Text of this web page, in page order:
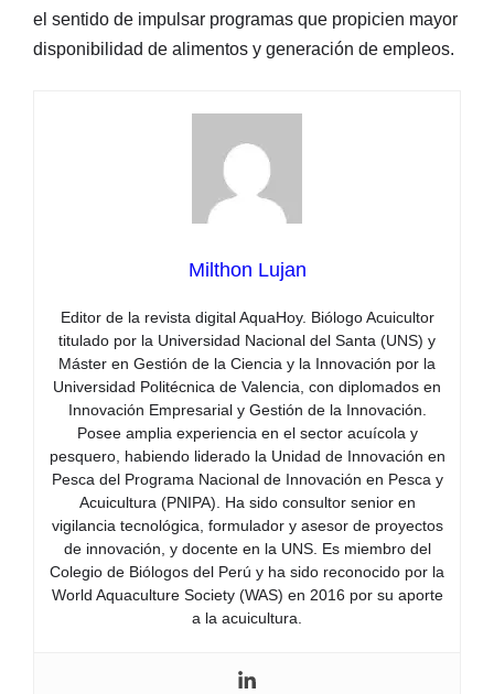
el sentido de impulsar programas que propicien mayor
disponibilidad de alimentos y generación de empleos.
Milthon Lujan
Editor de la revista digital AquaHoy. Biólogo Acuicultor
titulado por la Universidad Nacional del Santa (UNS) y
Máster en Gestión de la Ciencia y la Innovación por la
Universidad Politécnica de Valencia, con diplomados en
Innovación Empresarial y Gestión de la Innovación.
Posee amplia experiencia en el sector acuícola y
pesquero, habiendo liderado la Unidad de Innovación en
Pesca del Programa Nacional de Innovación en Pesca y
Acuicultura (PNIPA). Ha sido consultor senior en
vigilancia tecnológica, formulador y asesor de proyectos
de innovación, y docente en la UNS. Es miembro del
Colegio de Biólogos del Perú y ha sido reconocido por la
World Aquaculture Society (WAS) en 2016 por su aporte
a la acuicultura.